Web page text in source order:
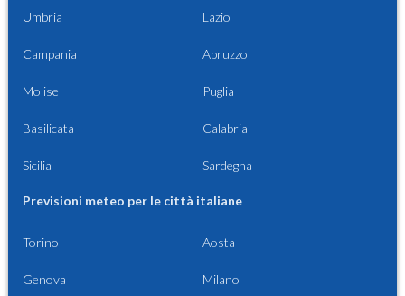
Umbria Lazio
Campania Abruzzo
Molise Puglia
Basilicata Calabria
Sicilia Sardegna
Previsioni meteo per le città italiane
Torino Aosta
Genova Milano